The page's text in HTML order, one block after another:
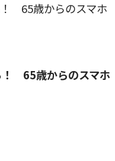
！ 65歳からのスマホ
！ 65歳からのスマホ